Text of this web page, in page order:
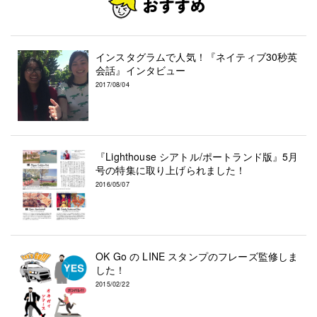
インスタグラムで人気！『ネイティブ30秒英
会話』インタビュー
2017/08/04
『Lighthouse シアトル/ポートランド版』5月
号の特集に取り上げられました！
2016/05/07
OK Go の LINE スタンプのフレーズ監修しま
した！
2015/02/22